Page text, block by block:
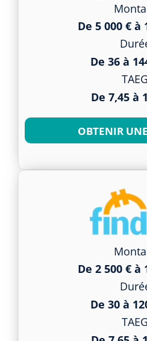
De 5 000 € à
De 36 à
TAEG
De 7,45 à
OBTENIR
De 2 500 € à
De 30 à
TAEG